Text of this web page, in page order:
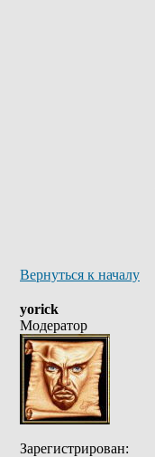
Вернуться к началу
yorick
Модератор
Зарегистрирован: